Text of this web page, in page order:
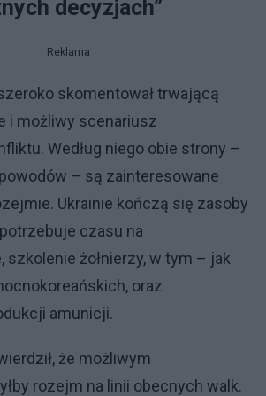
decyzjach”
Reklama
skomentował trwającą
i możliwy scenariusz
Według niego obie strony –
– są zainteresowane
Ukrainie kończą się zasoby
czasu na
szkolenie żołnierzy, w tym – jak
oraz
amunicji.
że możliwym
rozejm na linii obecnych walk.